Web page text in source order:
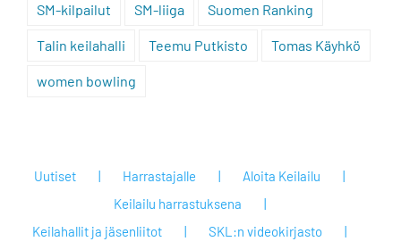
SM-kilpailut SM-liiga Suomen Ranking
Talin keilahalli Teemu Putkisto Tomas Käyhkö
women bowling
Uutiset Harrastajalle
Aloita Keilailu
Keilailu harrastuksena
Keilahallit ja jäsenliitot
SKL:n videokirjasto